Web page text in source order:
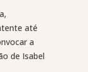
até
a
de Isabel